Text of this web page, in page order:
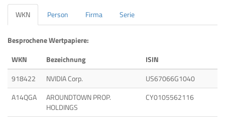
WKN
Person Firma Serie
Besprochene Wertpapiere:
WKN
Bezeichnung
ISIN
918422
NVIDIA Corp.
US67066G1040
A14QGA
AROUNDTOWN PROP.
HOLDINGS
CY0105562116